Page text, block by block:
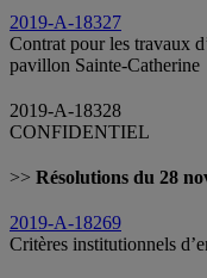
2019-A-18327
Contrat pour les travaux
pavillon Sainte‑Catherine
2019-A-18328
CONFIDENTIEL
>> Résolutions du 28
2019-A-18269
Critères institutionnels